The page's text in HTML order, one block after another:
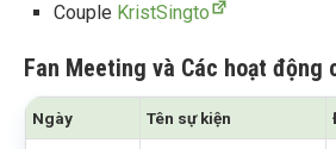
Couple KristSingto
Fan Meeting và Các hoạt động
Ngày Tên sự kiện